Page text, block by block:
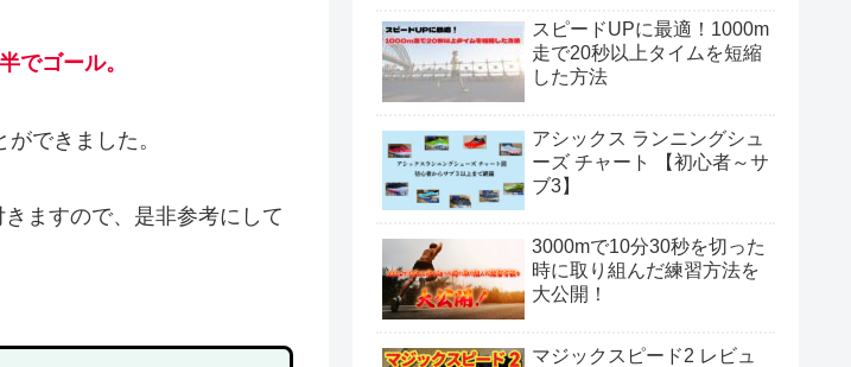
でゴール。
できました。
ますので、是非参考にして
スピードUPに最適！1000m
走で20秒以上タイムを短縮
した方法
アシックス ランニングシュ
ーズ チャート 【初心者～サ
ブ3】
3000mで10分30秒を切った
時に取り組んだ練習方法を
大公開！
マジックスピード2 レビュ